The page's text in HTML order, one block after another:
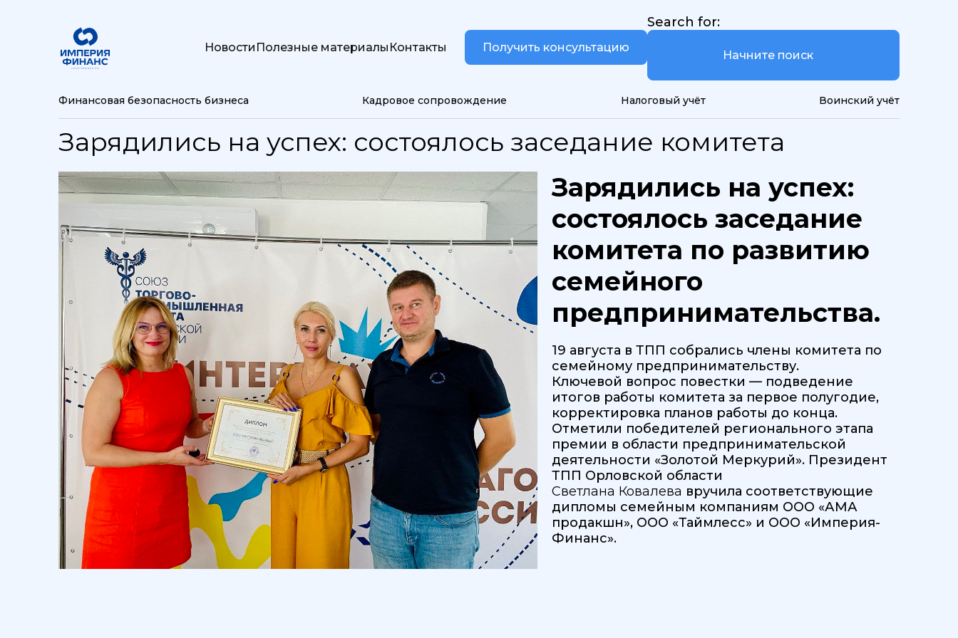
Новости Полезные материалы Контакты Получить консультацию
Search for:
Финансовая безопасность бизнеса Кадровое сопровождение Налоговый учёт Воинский учёт
Зарядились на успех: состоялось заседание комитета
Зарядились на успех:
состоялось заседание
комитета по развитию
семейного
предпринимательства.
19 августа в ТПП собрались члены комитета по
семейному предпринимательству.
Ключевой вопрос повестки — подведение
итогов работы комитета за первое полугодие,
корректировка планов работы до конца.
Отметили победителей регионального этапа
премии в области предпринимательской
деятельности «Золотой Меркурий». Президент
ТПП Орловской области
Светлана Ковалева вручила соответствующие
дипломы семейным компаниям ООО «АМА
продакшн», ООО «Таймлесс» и ООО «Империя-
Финанс».